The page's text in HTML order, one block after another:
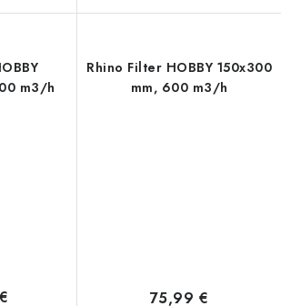
m3/h
Rhino Filter HOBBY 150x300
mm, 600 m3/h
75,99 €